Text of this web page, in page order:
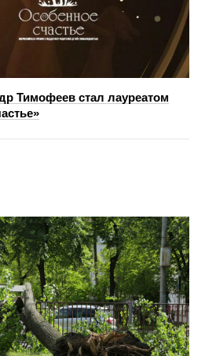
Тимофеев стал лауреатом